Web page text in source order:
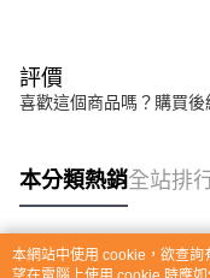
評價
喜歡這個商品嗎？購買
本分類熱銷全站排
熱門標籤
本網站中使用 cookie，欲查